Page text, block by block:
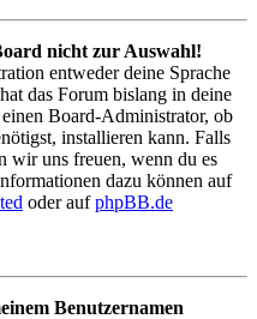
nicht zur Auswahl!
entweder deine Sprache
das Forum bislang in deine
Board-Administrator, ob
installieren kann. Falls
wir uns freuen, wenn du es
dazu können auf
oder aufphpBB.de
Benutzernamen